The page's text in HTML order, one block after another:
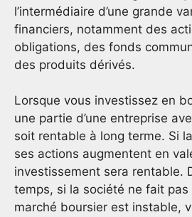
l’intermédiaire d’une grande
financiers, notamment des
obligations, des fonds
des produits dérivés.
Lorsque vous investissez en
une partie d’une entreprise
soit rentable à long terme. Si
ses actions augmentent en
investissement sera rentable.
temps, si la société ne fait pas
marché boursier est instable,